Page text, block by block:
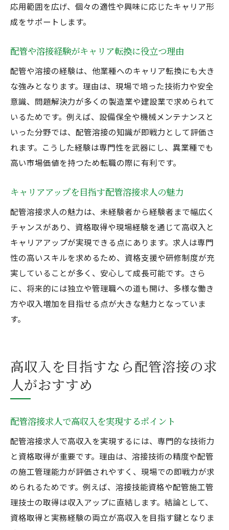
応用範囲を広げ、個々の適性や興味に応じたキャリア形
成をサポートします。
配管や溶接経験がキャリア転換に役立つ理由
配管や溶接の経験は、他業種へのキャリア転換にも大き
な強みとなります。理由は、現場で培った技術力や安全
意識、問題解決力が多くの製造業や建設業で求められて
いるためです。例えば、設備保全や機械メンテナンスと
いった分野では、配管溶接の知識が即戦力として評価さ
れます。こうした経験は専門性を武器にし、異業種でも
高い市場価値を持つため転職の際に有利です。
キャリアアップを目指す配管溶接求人の魅力
配管溶接求人の魅力は、未経験者から経験者まで幅広く
チャンスがあり、資格取得や現場経験を通じて高収入と
キャリアアップが実現できる点にあります。求人は専門
性の高いスキルを求めるため、資格支援や研修制度が充
実していることが多く、安心して成長可能です。さら
に、将来的には独立や管理職への道も開け、多様な働き
方や収入増加を目指せる点が大きな魅力となっていま
す。
高収入を目指すなら配管溶接の求
人がおすすめ
配管溶接求人で高収入を実現するポイント
配管溶接求人で高収入を実現するには、専門的な技術力
と資格取得が重要です。理由は、溶接技術の精度や配管
の施工管理能力が評価されやすく、現場での即戦力が求
められるためです。例えば、溶接技能資格や配管施工管
理技士の取得は収入アップに直結します。結論として、
資格取得と実務経験の両立が高収入を目指す鍵となりま